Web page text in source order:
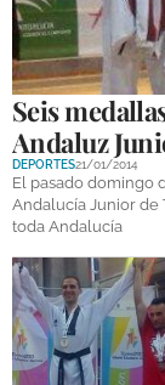
Seis
Andaluz
DEPORTES21/01/2014
El pasado domingo
Andalucía Junior
toda Andalucía